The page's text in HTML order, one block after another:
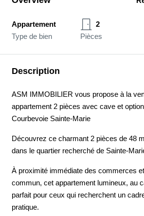
Appartement
Type de bien
2
Pièces
Description
ASM IMMOBILIER vous propose à la
appartement 2 pièces avec cave et
Courbevoie Sainte-Marie
Découvrez ce charmant 2 pièces de 48
dans le quartier recherché de Sainte-
À proximité immédiate des commerces
commun, cet appartement lumineux, au
parfait pour ceux qui recherchent un
pratique.